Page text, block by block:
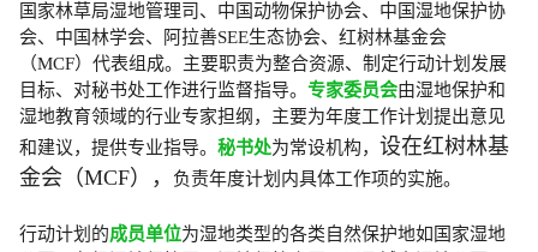
国家林草局湿地管理司、中国动物保护协会、中国湿地保护协
会、中国林学会、阿拉善SEE生态协会、红树林基金会
（MCF）代表组成。主要职责为整合资源、制定行动计划发展
目标、对秘书处工作进行监督指导。 专家委员会由湿地保护和
湿地教育领域的行业专家担纲，主要为年度工作计划提出意见
和建议，提供专业指导。 秘书处为常设机构， 设在红树林基
金会（MCF），
负责年度计划内具体工作项的实施。
行动计划的成员单位为湿地类型的各类自然保护地如国家湿地